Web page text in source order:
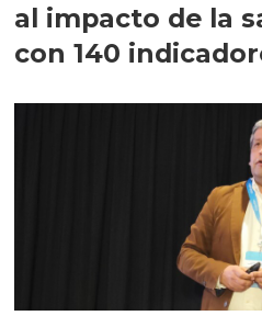
al impacto de la
con 140